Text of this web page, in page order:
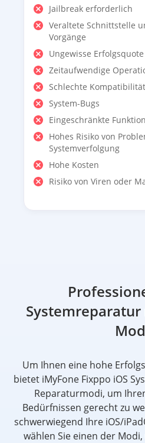
Jailbreak erforderlich
Veraltete Schnittstelle
Vorgänge
Ungewisse Erfolgsquote
Zeitaufwendige
Schlechte Kompatibilität
System-Bugs
Eingeschränkte
Hohes Risiko von
Systemverfolgung
Hohe Kosten
Risiko von Viren oder
Um Ihnen eine hohe
bietet iMyFone Fixppo iOS
Reparaturmodi, um
Bedürfnissen gerecht zu
schwerwiegend Ihre iOS/
wählen Sie einen der